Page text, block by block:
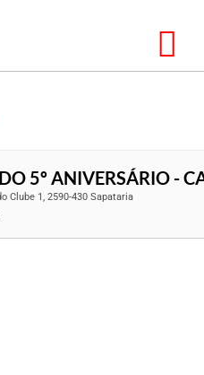
5º ANIVERSÁRIO -
Clube 1, 2590-430 Sapataria